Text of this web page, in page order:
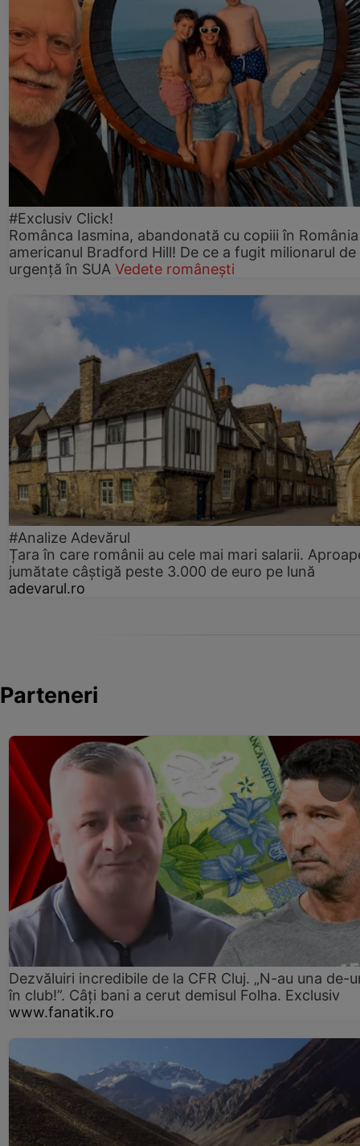
#Exclusiv Click!
Românca Iasmina, abandonată cu copiii în
americanul Bradford Hill! De ce a fugit milionarul de
urgență în SUA Vedete românești
#Analize Adevărul
Țara în care românii au cele mai mari salarii.
jumătate câștigă peste 3.000 de euro pe lună
adevarul.ro
Parteneri
Dezvăluiri incredibile de la CFR Cluj. „N-au una de-
în club!”. Câți bani a cerut demisul Folha. Exclusiv
www.fanatik.ro